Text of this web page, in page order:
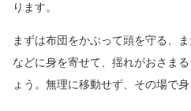
ります。
まずは布団をかぶって頭を守る、
などに身を寄せて、揺れがおさま
ょう。無理に移動せず、その場で